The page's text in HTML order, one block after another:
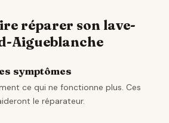
réparer son lave-
Aigueblanche
symptômes
ce qui ne fonctionne plus. Ces
le réparateur.